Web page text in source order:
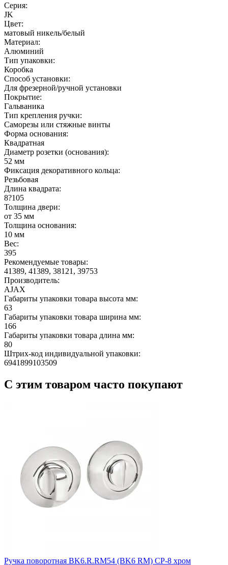
Серия:
JK
Цвет:
матовый никель/белый
Материал:
Алюминий
Тип упаковки:
Коробка
Способ установки:
Для фрезерной/ручной установки
Покрытие:
Гальваника
Тип крепления ручки:
Саморезы или стяжные винты
Форма основания:
Квадратная
Диаметр розетки (основания):
52 мм
Фиксация декоративного кольца:
Резьбовая
Длина квадрата:
8?105
Толщина двери:
от 35 мм
Толщина основания:
10 мм
Вес:
395
Рекомендуемые товары:
41389, 41389, 38121, 39753
Производитель:
AJAX
Габариты упаковки товара высота мм:
63
Габариты упаковки товара ширина мм:
166
Габариты упаковки товара длина мм:
80
Штрих-код индивидуальной упаковки:
6941899103509
С этим товаром часто покупают
Ручка поворотная BK6.R.RM54 (BK6 RM) CP-8 хром